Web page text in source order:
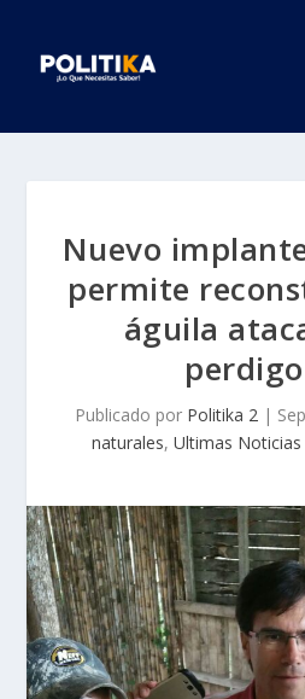
Nuevo
permite
águila
Publicado por Politika 2 |
naturales, Ultimas Noticias